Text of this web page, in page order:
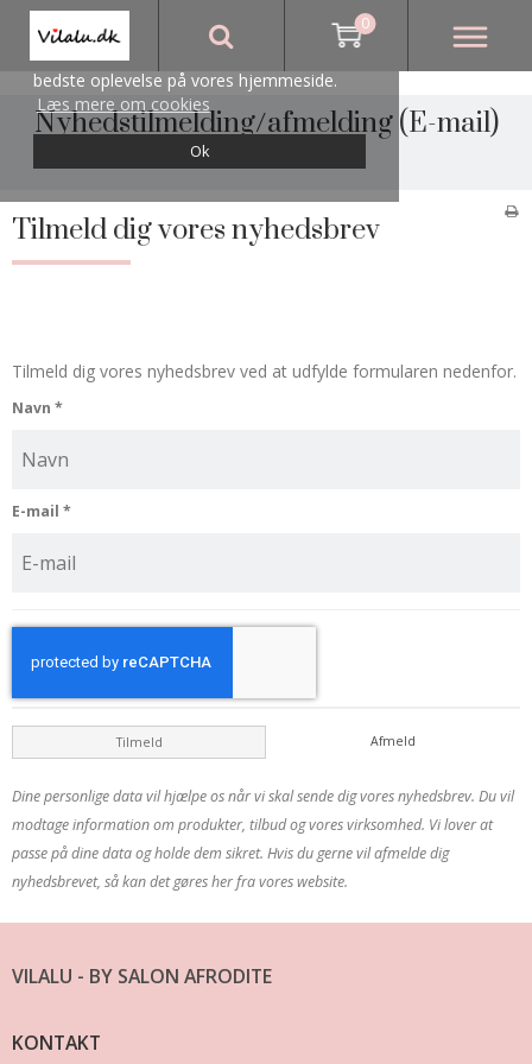
Vi bruger cookies for at sikre, at du får den
bedste oplevelse på vores hjemmeside.
Læs mere om cookies
Ok
Nyhedstilmelding/afmelding (E-mail)
Forside
Tilmeld dig vores nyhedsbrev
Tilmeld dig vores nyhedsbrev ved at udfylde formularen nedenfor.
Navn *
E-mail *
Tilmeld Afmeld
Dine personlige data vil hjælpe os når vi skal sende dig vores nyhedsbrev. Du vil
modtage information om produkter, tilbud og vores virksomhed. Vi lover at
passe på dine data og holde dem sikret. Hvis du gerne vil afmelde dig
nyhedsbrevet, så kan det gøres her fra vores website.
0
VILALU - BY SALON AFRODITE
KONTAKT